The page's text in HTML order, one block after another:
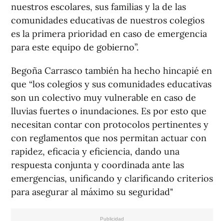
nuestros escolares, sus familias y la de las
comunidades educativas de nuestros colegios
es la primera prioridad en caso de emergencia
para este equipo de gobierno”.
Begoña Carrasco también ha hecho hincapié en
que “los colegios y sus comunidades educativas
son un colectivo muy vulnerable en caso de
lluvias fuertes o inundaciones. Es por esto que
necesitan contar con protocolos pertinentes y
con reglamentos que nos permitan actuar con
rapidez, eficacia y eficiencia, dando una
respuesta conjunta y coordinada ante las
emergencias, unificando y clarificando criterios
para asegurar al máximo su seguridad"